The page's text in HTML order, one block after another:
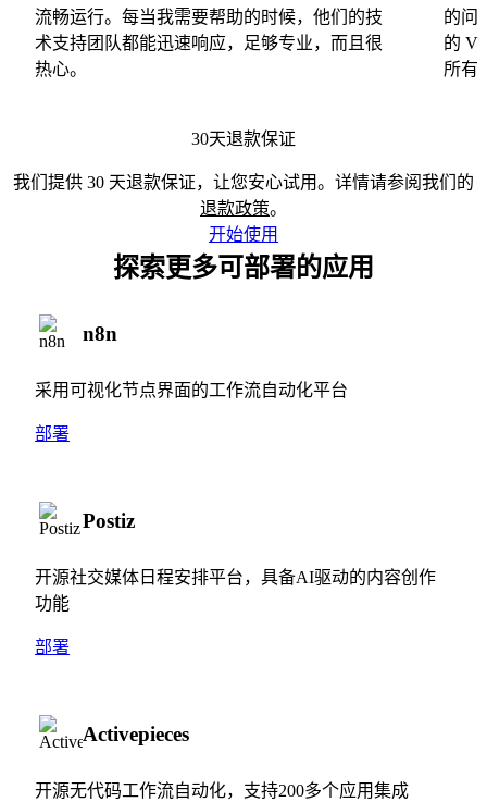
流畅运行。每当我需要帮助的时候，他们的技
术支持团队都能迅速响应，足够专业，而且很
热心。
的问
的
所有
30天退款保证
我们提供 30 天退款保证，让您安心试用。详情请参阅我们的
退款政策。
开始使用
探索更多可部署的应用
n8n
采用可视化节点界面的工作流自动化平台
部署
Postiz
开源社交媒体日程安排平台，具备AI驱动的内容创作
功能
部署
Activepieces
开源无代码工作流自动化，支持200多个应用集成